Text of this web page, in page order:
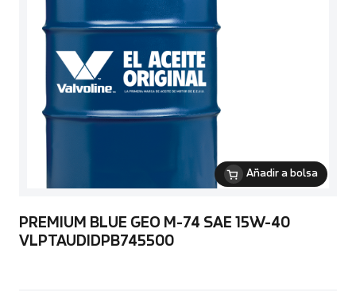
Añadir a bolsa
PREMIUM BLUE GEO M-74 SAE 15W-40
VLPTAUDIDPB745500